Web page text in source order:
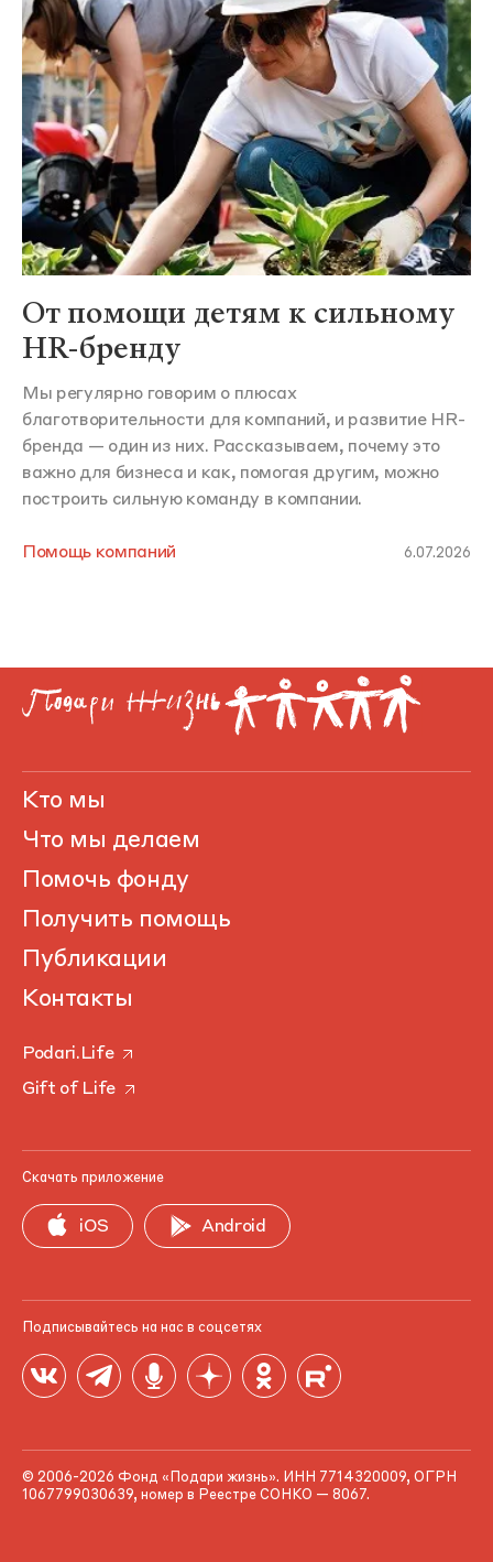
От помощи детям к сильному
HR-бренду
Мы регулярно говорим о плюсах
благотворительности для компаний, и развитие HR-
бренда — один из них. Рассказываем, почему это
важно для бизнеса и как, помогая другим, можно
построить сильную команду в компании.
Помощь компаний 6.07.2026
Кто мы
Что мы делаем
Помочь фонду
Получить помощь
Публикации
Контакты
Podari.Life
Gift of Life
Скачать приложение
iOS Android
Подписывайтесь на нас в соцсетях
© 2006-2026 Фонд «Подари жизнь». ИНН 7714320009, ОГРН
1067799030639, номер в Реестре СОНКО — 8067.